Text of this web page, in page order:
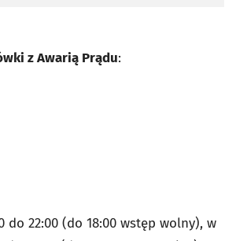
z Awarią Prądu:
do 22:00 (do 18:00 wstęp wolny), w